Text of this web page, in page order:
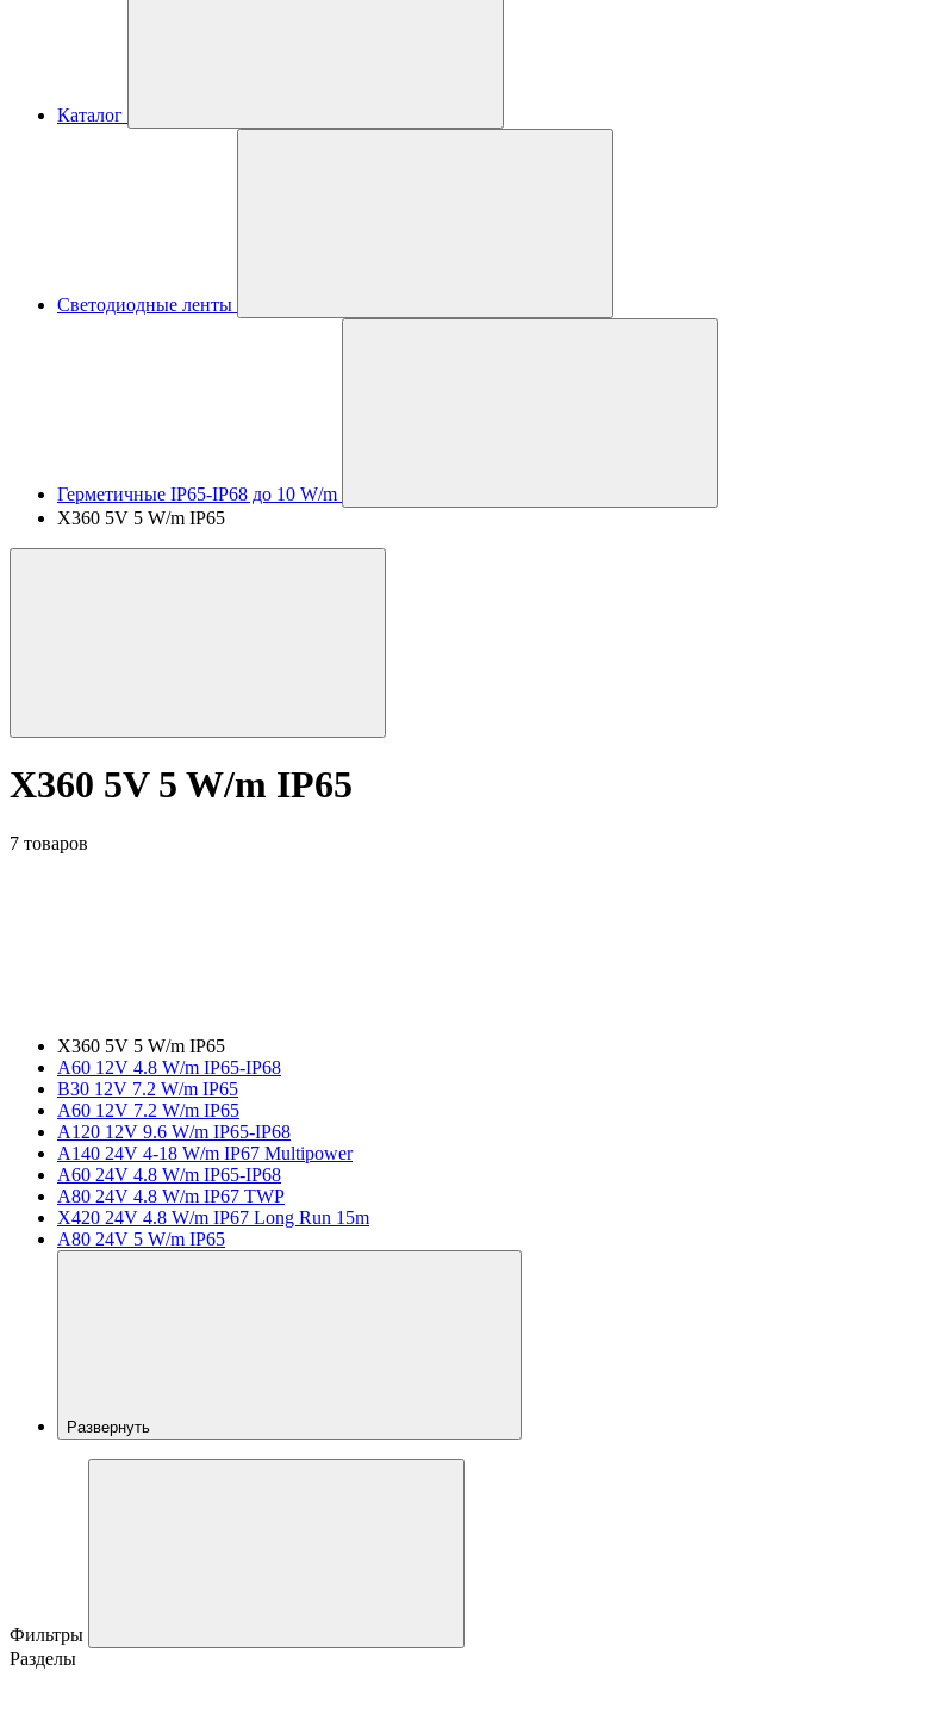
Каталог
Светодиодные ленты
Герметичные IP65-IP68 до 10 W/m
X360 5V 5 W/m IP65
X360 5V 5 W/m IP65
7 товаров
X360 5V 5 W/m IP65
A60 12V 4.8 W/m IP65-IP68
B30 12V 7.2 W/m IP65
A60 12V 7.2 W/m IP65
A120 12V 9.6 W/m IP65-IP68
A140 24V 4-18 W/m IP67 Multipower
A60 24V 4.8 W/m IP65-IP68
A80 24V 4.8 W/m IP67 TWP
X420 24V 4.8 W/m IP67 Long Run 15m
A80 24V 5 W/m IP65
Развернуть
Фильтры
Разделы